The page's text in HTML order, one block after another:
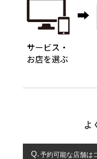
よ
予約可能な店舗は